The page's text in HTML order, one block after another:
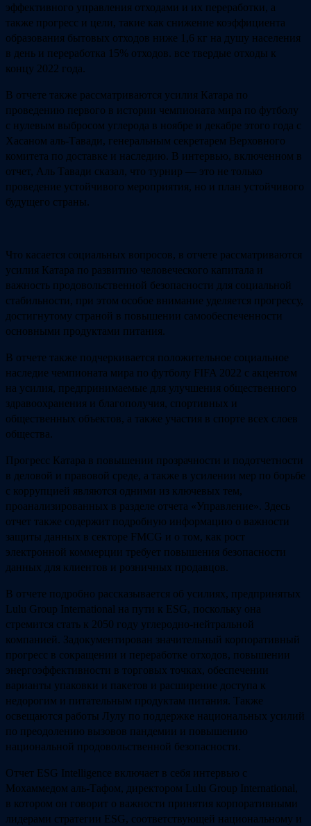
эффективного управления отходами и их переработки, а
также прогресс и цели, такие как снижение коэффициента
образования бытовых отходов ниже 1,6 кг на душу населения
в день и переработка 15% отходов. все твердые отходы к
концу 2022 года.
В отчете также рассматриваются усилия Катара по
проведению первого в истории чемпионата мира по футболу
с нулевым выбросом углерода в ноябре и декабре этого года с
Хасаном аль-Тавади, генеральным секретарем Верховного
комитета по доставке и наследию. В интервью, включенном в
отчет, Аль Тавади сказал, что турнир — это не только
проведение устойчивого мероприятия, но и план устойчивого
будущего страны.
Что касается социальных вопросов, в отчете рассматриваются
усилия Катара по развитию человеческого капитала и
важность продовольственной безопасности для социальной
стабильности, при этом особое внимание уделяется прогрессу,
достигнутому страной в повышении самообеспеченности
основными продуктами питания.
В отчете также подчеркивается положительное социальное
наследие чемпионата мира по футболу FIFA 2022 с акцентом
на усилия, предпринимаемые для улучшения общественного
здравоохранения и благополучия, спортивных и
общественных объектов, а также участия в спорте всех слоев
общества.
Прогресс Катара в повышении прозрачности и подотчетности
в деловой и правовой среде, а также в усилении мер по борьбе
с коррупцией являются одними из ключевых тем,
проанализированных в разделе отчета «Управление». Здесь
отчет также содержит подробную информацию о важности
защиты данных в секторе FMCG и о том, как рост
электронной коммерции требует повышения безопасности
данных для клиентов и розничных продавцов.
В отчете подробно рассказывается об усилиях, предпринятых
Lulu Group International на пути к ESG, поскольку она
стремится стать к 2050 году углеродно-нейтральной
компанией. Задокументирован значительный корпоративный
прогресс в сокращении и переработке отходов, повышении
энергоэффективности в торговых точках, обеспечении
варианты упаковки и пакетов и расширение доступа к
недорогим и питательным продуктам питания. Также
освещаются работы Лулу по поддержке национальных усилий
по преодолению вызовов пандемии и повышению
национальной продовольственной безопасности.
Отчет ESG Intelligence включает в себя интервью с
Мохаммедом аль-Тафом, директором Lulu Group International,
в котором он говорит о важности принятия корпоративными
лидерами стратегии ESG, соответствующей национальному и